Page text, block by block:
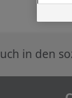
in den